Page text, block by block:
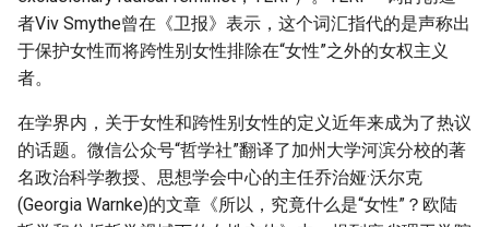
者Viv Smythe曾在《卫报》表示，这个词汇指代的是声称出
于保护女性而将跨性别女性排除在“女性”之外的女权主义
者。
在学界内，关于女性和跨性别女性的定义近年来成为了热议
的话题。微信公众号“哲学社”翻译了加州大学河滨分校的著
名政治科学教授、思想学会中心的主任乔治娅·沃尔克
(Georgia Warnke)的文章《所以，究竟什么是“女性”？欧陆